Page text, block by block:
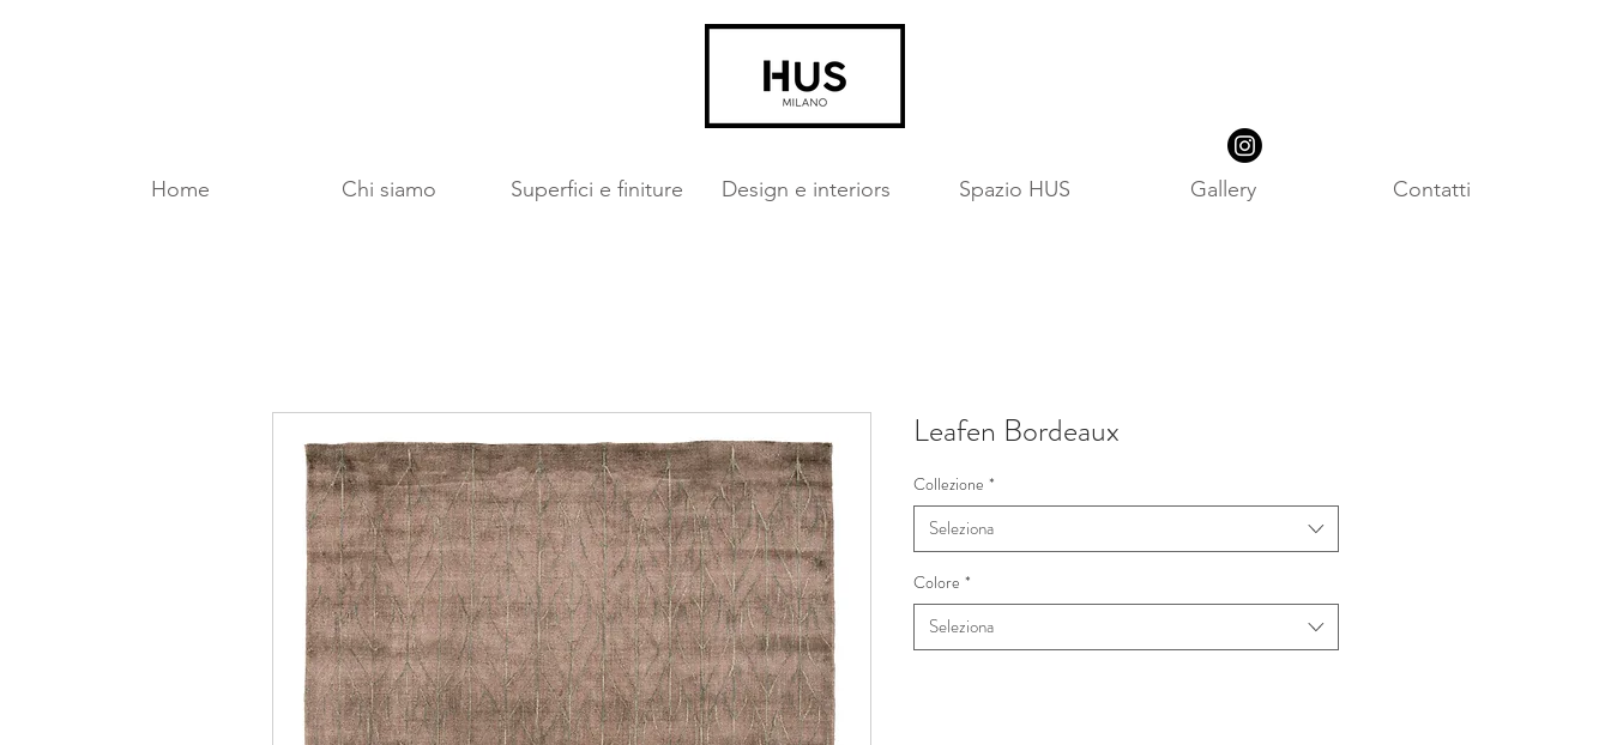
Home Chi siamo Superfici e finiture Design e interiors Spazio HUS Gallery Contatti
Leafen Bordeaux
Collezione *
Seleziona
Colore *
Seleziona